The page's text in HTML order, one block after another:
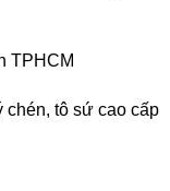
TPHCM
chén, tô sứ cao cấp